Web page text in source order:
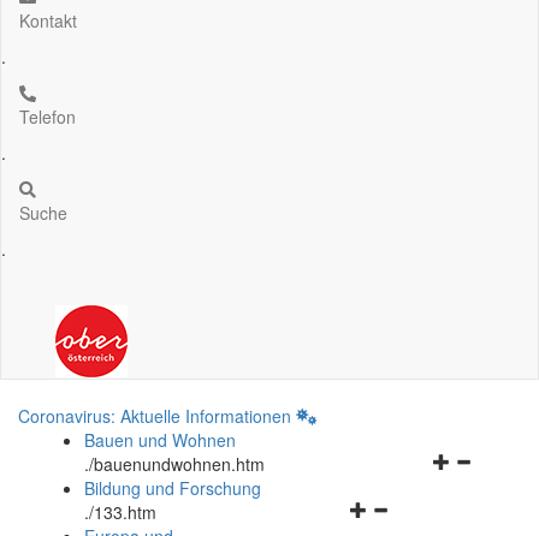
Kontakt
.
Telefon
.
Suche
.
Coronavirus: Aktuelle Informationen
Bauen und Wohnen
./bauenundwohnen.htm
Navigationsmenü
Bildung und Forschung
./133.htm